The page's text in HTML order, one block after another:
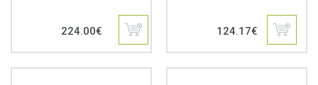
224.00€ 124.17€